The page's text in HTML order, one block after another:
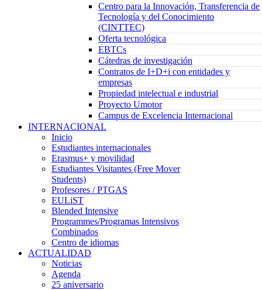
Centro para la Innovación, Transferencia de
Tecnología y del Conocimiento
(CINTTEC)
Oferta tecnológica
EBTCs
Cátedras de investigación
Contratos de I+D+i con entidades y
empresas
Propiedad intelectual e industrial
Proyecto Umotor
Campus de Excelencia Internacional
INTERNACIONAL
Inicio
Estudiantes internacionales
Erasmus+ y movilidad
Estudiantes Visitantes (Free Mover
Students)
Profesores / PTGAS
EULiST
Blended Intensive
Programmes/Programas Intensivos
Combinados
Centro de idiomas
ACTUALIDAD
Noticias
Agenda
25 aniversario